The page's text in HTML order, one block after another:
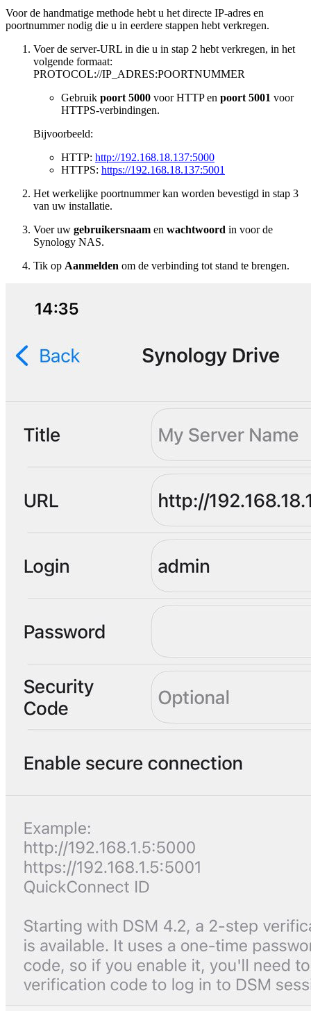
Voor de handmatige methode hebt u het directe IP-adres en
poortnummer nodig die u in eerdere stappen hebt verkregen.
Voer de server-URL in die u in stap 2 hebt verkregen, in het
volgende formaat:
PROTOCOL://IP_ADRES:POORTNUMMER
Gebruik poort 5000 voor HTTP en poort 5001 voor
HTTPS-verbindingen.
Bijvoorbeeld:
HTTP: http://192.168.18.137:5000
HTTPS: https://192.168.18.137:5001
Het werkelijke poortnummer kan worden bevestigd in stap 3
van uw installatie.
Voer uw gebruikersnaam en wachtwoord in voor de
Synology NAS.
Tik op Aanmelden om de verbinding tot stand te brengen.